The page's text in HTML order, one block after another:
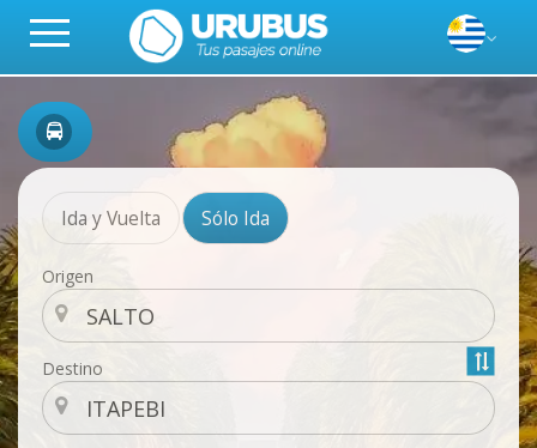
Ida y Vuelta Sólo Ida
Origen
Destino